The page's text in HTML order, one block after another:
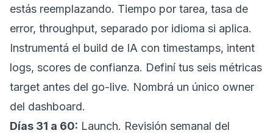
estás reemplazando. Tiempo por tarea, tasa de
error, throughput, separado por idioma si aplica.
Instrumentá el build de IA con timestamps, intent
logs, scores de confianza. Definí tus seis métricas
target antes del go-live. Nombrá un único owner
del dashboard.
Días 31 a 60: Launch. Revisión semanal del